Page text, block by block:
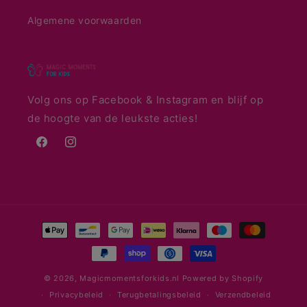
Algemene voorwaarden
Volg ons op Facebook & Instagram en blijf op
de hoogte van de leukste acties!
FacebookInstagram
Betaalmethoden
© 2026, Magicmomentsforkids.nl Powered by Shopify
Privacybeleid
Terugbetalingsbeleid Verzendbeleid